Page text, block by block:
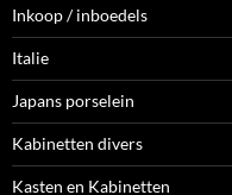
Inkoop / inboedels
Italie
Japans porselein
Kabinetten divers
Kasten en Kabinetten